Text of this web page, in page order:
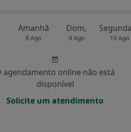
Amanhã
8 Ago
Dom,
9 Ago 10 Ago
agendamento online não está
disponível
Solicite um atendimento